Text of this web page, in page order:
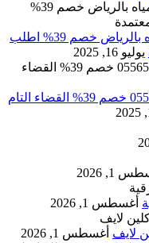
افضل شركة كشف تسربات المياه بالرياض خصم 39% اطلب
يوليو 16, 2025
مكافحة حشرات بالرياض 055650170 خصم 39% القضاء التام
1, 2026
أغسطس 1, 2026
لايف أغسطس 1, 2026